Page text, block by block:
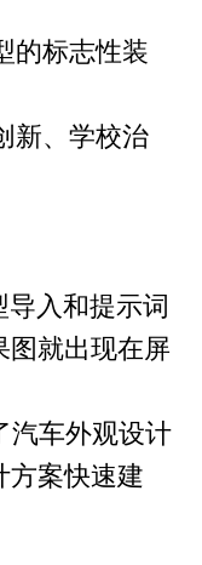
的标志性装
新、学校治
入和提示词
图就出现在屏
汽车外观设计
方案快速建